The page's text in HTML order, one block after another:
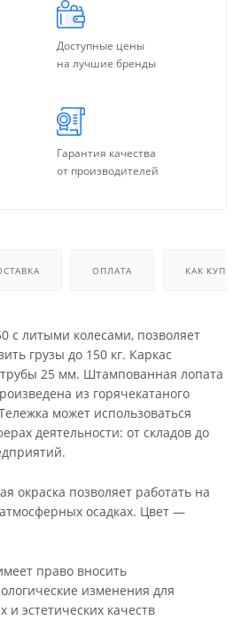
Доступные цены
на лучшие бренды
Гарантия качества
от производителей
ОПЛАТА КАК
с литыми колесами, позволяет
грузы до 150 кг. Каркас
трубы 25 мм. Штампованная лопата
из горячекатаного
может использоваться
деятельности: от складов до
окраска позволяет работать на
осадках. Цвет —
право вносить
изменения для
и эстетических качеств